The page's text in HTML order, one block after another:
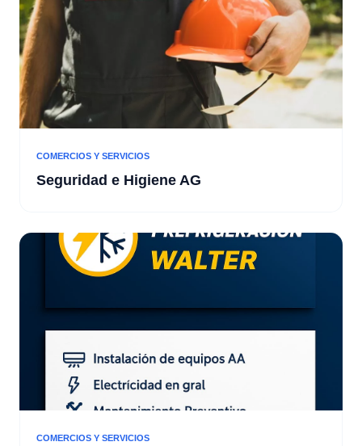
COMERCIOS Y SERVICIOS
Seguridad e Higiene AG
COMERCIOS Y SERVICIOS